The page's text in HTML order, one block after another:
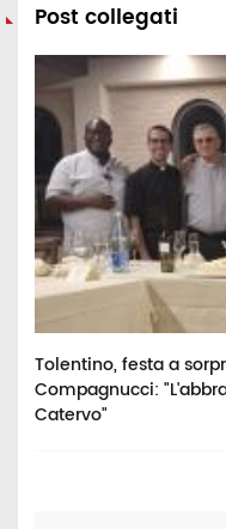
Post collegati
Tolentino, festa a
Compagnucci:
Catervo"